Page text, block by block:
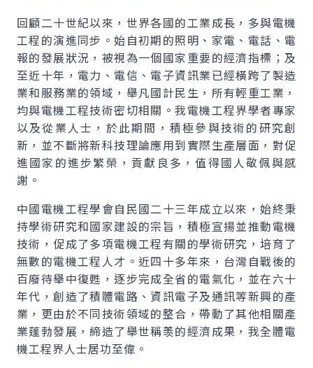
回顧二十世紀以來，世界各國的工業成長，多與電機
工程的演進同步。始自初期的照明、家電、電話、電
報的發展狀況，被視為一個國家重要的經濟指標；及
至近十年，電力、電信、電子資訊業已經橫跨了製造
業和服務業的領域，舉凡國計民生，所有輕重工業，
均與電機工程技術密切相關。我電機工程界學者專家
以及從業人士，於此期間，積極參與技術的研究創
新，並不斷將新科技理論應用到實際生產層面，對促
進國家的進步繁榮，貢獻良多，值得國人敬佩與感
謝。
中國電機工程學會自民國二十三年成立以來，始終秉
持學術研究和國家建設的宗旨，積極宣揚並推動電機
技術，促成了多項電機工程有關的學術研究，培育了
無數的電機工程人才。近四十多年來，台灣自戰後的
百廢待舉中復甦，逐步完成全省的電氣化，並在六十
年代，創造了積體電路、資訊電子及通訊等新興的產
業，更由於不同技術領域的整合，帶動了其他相關產
業蓬勃發展，締造了舉世稱羡的經濟成果，我全體電
機工程界人士居功至偉。